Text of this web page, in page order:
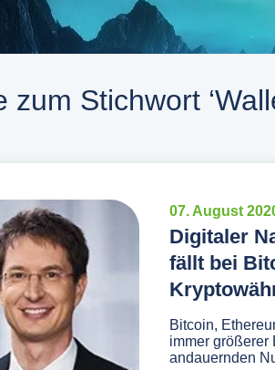
zum Stichwort
07. August
Digitaler
fällt bei
Bitcoin,
immer größerer
andauernden